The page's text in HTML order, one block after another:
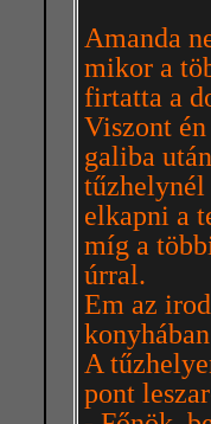
Amanda
mikor a
firtatta a
Viszont
galiba
tűzhelynél
elkapni a
míg a
úrral.
Em az
A
pont